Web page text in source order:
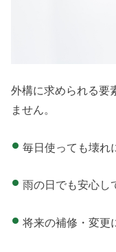
外構に求められる要
ません。
毎日使っても壊れ
雨の日でも安心し
将来の補修・変更